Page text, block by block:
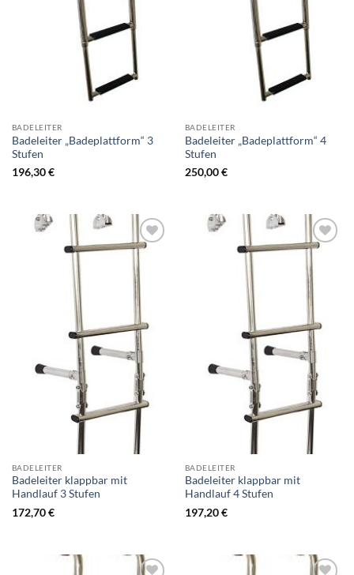
BADELEITER
Badeleiter „Badeplattform“ 3
Stufen
196,30€
BADELEITER
Badeleiter „Badeplattform“ 4
Stufen
250,00€
Wunschliste
hinzufügen
BADELEITER
Badeleiter klappbar mit
Handlauf 3 Stufen
172,70€
Wunschliste
hinzufügen
BADELEITER
Badeleiter klappbar mit
Handlauf 4 Stufen
197,20€